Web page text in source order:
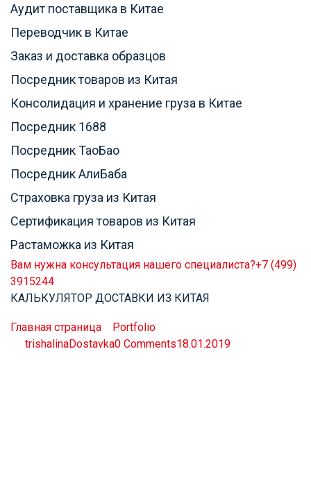
Аудит поставщика в Китае
Переводчик в Китае
Заказ и доставка образцов
Посредник товаров из Китая
Консолидация и хранение груза в Китае
Посредник 1688
Посредник ТаоБао
Посредник АлиБаба
Страховка груза из Китая
Сертификация товаров из Китая
Растаможка из Китая
Вам нужна консультация нашего специалиста?+7 (499)
3915244
КАЛЬКУЛЯТОР ДОСТАВКИ ИЗ КИТАЯ
Главная страница
Portfolio
trishalinaDostavka0 Comments18.01.2019